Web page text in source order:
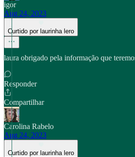
igor
Aug 24, 2023
Curtido por laurinha lero
laura obrigado pela informação que
Responder
Compartilhar
Carolina Rabelo
Aug 24, 2023
Curtido por laurinha lero